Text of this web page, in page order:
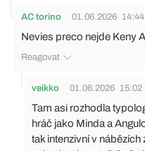
AC torino 01.06.2026 14:44
Nevies preco nejde Keny
Reagovat
veikko 01.06.2026 15:02
Tam asi rozhodla
hráč jako Minda a
tak intenzivní v